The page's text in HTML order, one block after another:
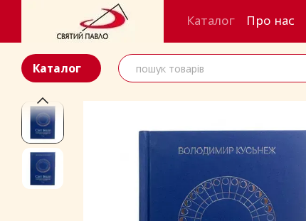
Перейти до основного контенту
Каталог Про нас
Каталог